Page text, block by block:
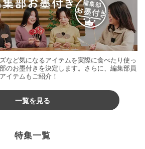
など気になるアイテムを実際に食べたり使っ
のお墨付きを決定します。さらに、編集部員
イテムもご紹介！
一覧を見る
特集一覧